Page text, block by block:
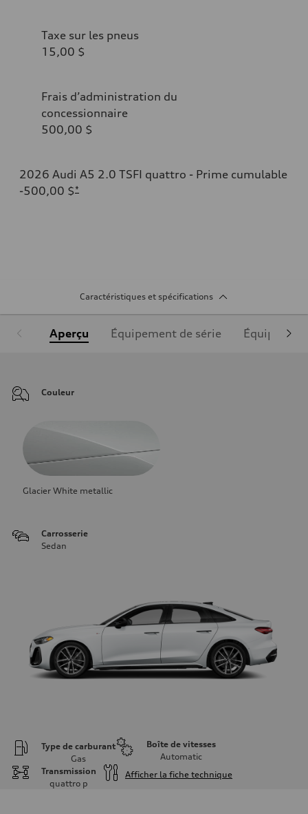
Taxe sur les pneus
15,00 $
Frais d’administration du
concessionnaire
500,00 $
2026 Audi A5 2.0 TSFI quattro - Prime cumulable
-500,00 $*
Caractéristiques et spécifications
Aperçu Équipement de série
Couleur
Glacier White metallic
Carrosserie
Sedan
Type de carburant
Gas
Boîte de vitesses
Automatic
Transmission
quattro p
Afficher la fiche technique